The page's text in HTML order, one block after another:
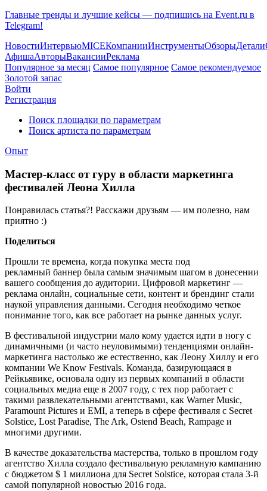
Главные тренды и лучшие кейсы — подпишись на Event.ru в
Telegram!
НовостиИнтервьюMICEКомпанииИнструментыОбзорыДетали
АфишаАвторыВакансииРеклама
Популярное за месяц Самое популярное Самое рекомендуемое
Золотой запас
Войти
Регистрация
Поиск площадки по параметрам
Поиск артиста по параметрам
Опыт
Мастер-класс от гуру в области маркетинга
фестивалей Леона Хилла
Понравилась статья?! Расскажи друзьям — им полезно, нам
приятно :)
Поделиться
Прошли те времена, когда покупка места под
рекламный баннер была самым значимым шагом в донесении
вашего сообщения до аудитории. Цифровой маркетинг —
реклама онлайн, социальные сети, контент и брендинг стали
наукой управления данными. Сегодня необходимо четкое
понимание того, как все работает на рынке данных услуг.
В фестивальной индустрии мало кому удается идти в ногу с
динамичными (и часто неуловимыми) тенденциями онлайн-
маркетинга настолько же естественно, как Леону Хиллу и его
компании We Know Festivals. Команда, базирующаяся в
Рейкьявике, основала одну из первых компаний в области
социальных медиа еще в 2007 году, с тех пор работает с
такими развлекательными агентствами, как Warner Music,
Paramount Pictures и EMI, а теперь в сфере фестиваля с Secret
Solstice, Lost Paradise, The Ark, Ostend Beach, Rampage и
многими другими.
В качестве доказательства мастерства, только в прошлом году
агентство Хилла создало фестивальную рекламную кампанию
с бюджетом $ 1 миллиона для Secret Solstice, которая стала 3-й
самой популярной новостью 2016 года.